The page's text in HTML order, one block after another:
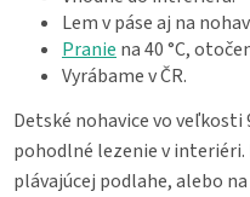
Lem v páse aj na
Pranie na 40 °C,
Vyrábame v ČR.
Detské nohavice vo
pohodlné lezenie v
plávajúcej podlahe, alebo